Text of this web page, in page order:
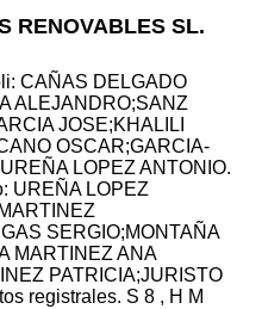
RENOVABLES SL.
CAÑAS DELGADO
ALEJANDRO;SANZ
JOSE;KHALILI
OSCAR;GARCIA-
LOPEZ ANTONIO.
UREÑA LOPEZ
SERGIO;MONTAÑA
MARTINEZ ANA
PATRICIA;JURISTO
registrales. S 8 , H M